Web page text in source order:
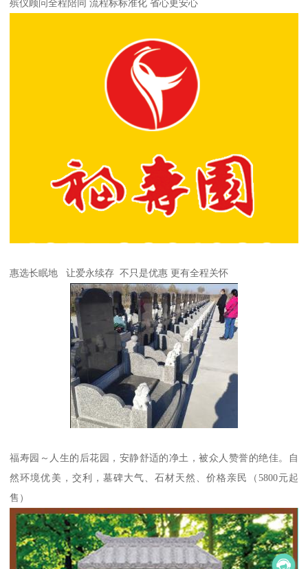
殡仪顾问全程陪同 流程标标准化 省心更安心
惠选长眠地 让爱永续存 不只是优惠 更有全程关怀
福寿园～人生的后花园，安静舒适的净土，被众人赞誉的绝佳。自
然环境优美，交利，墓碑大气、石材天然、价格亲民（5800元起
售）